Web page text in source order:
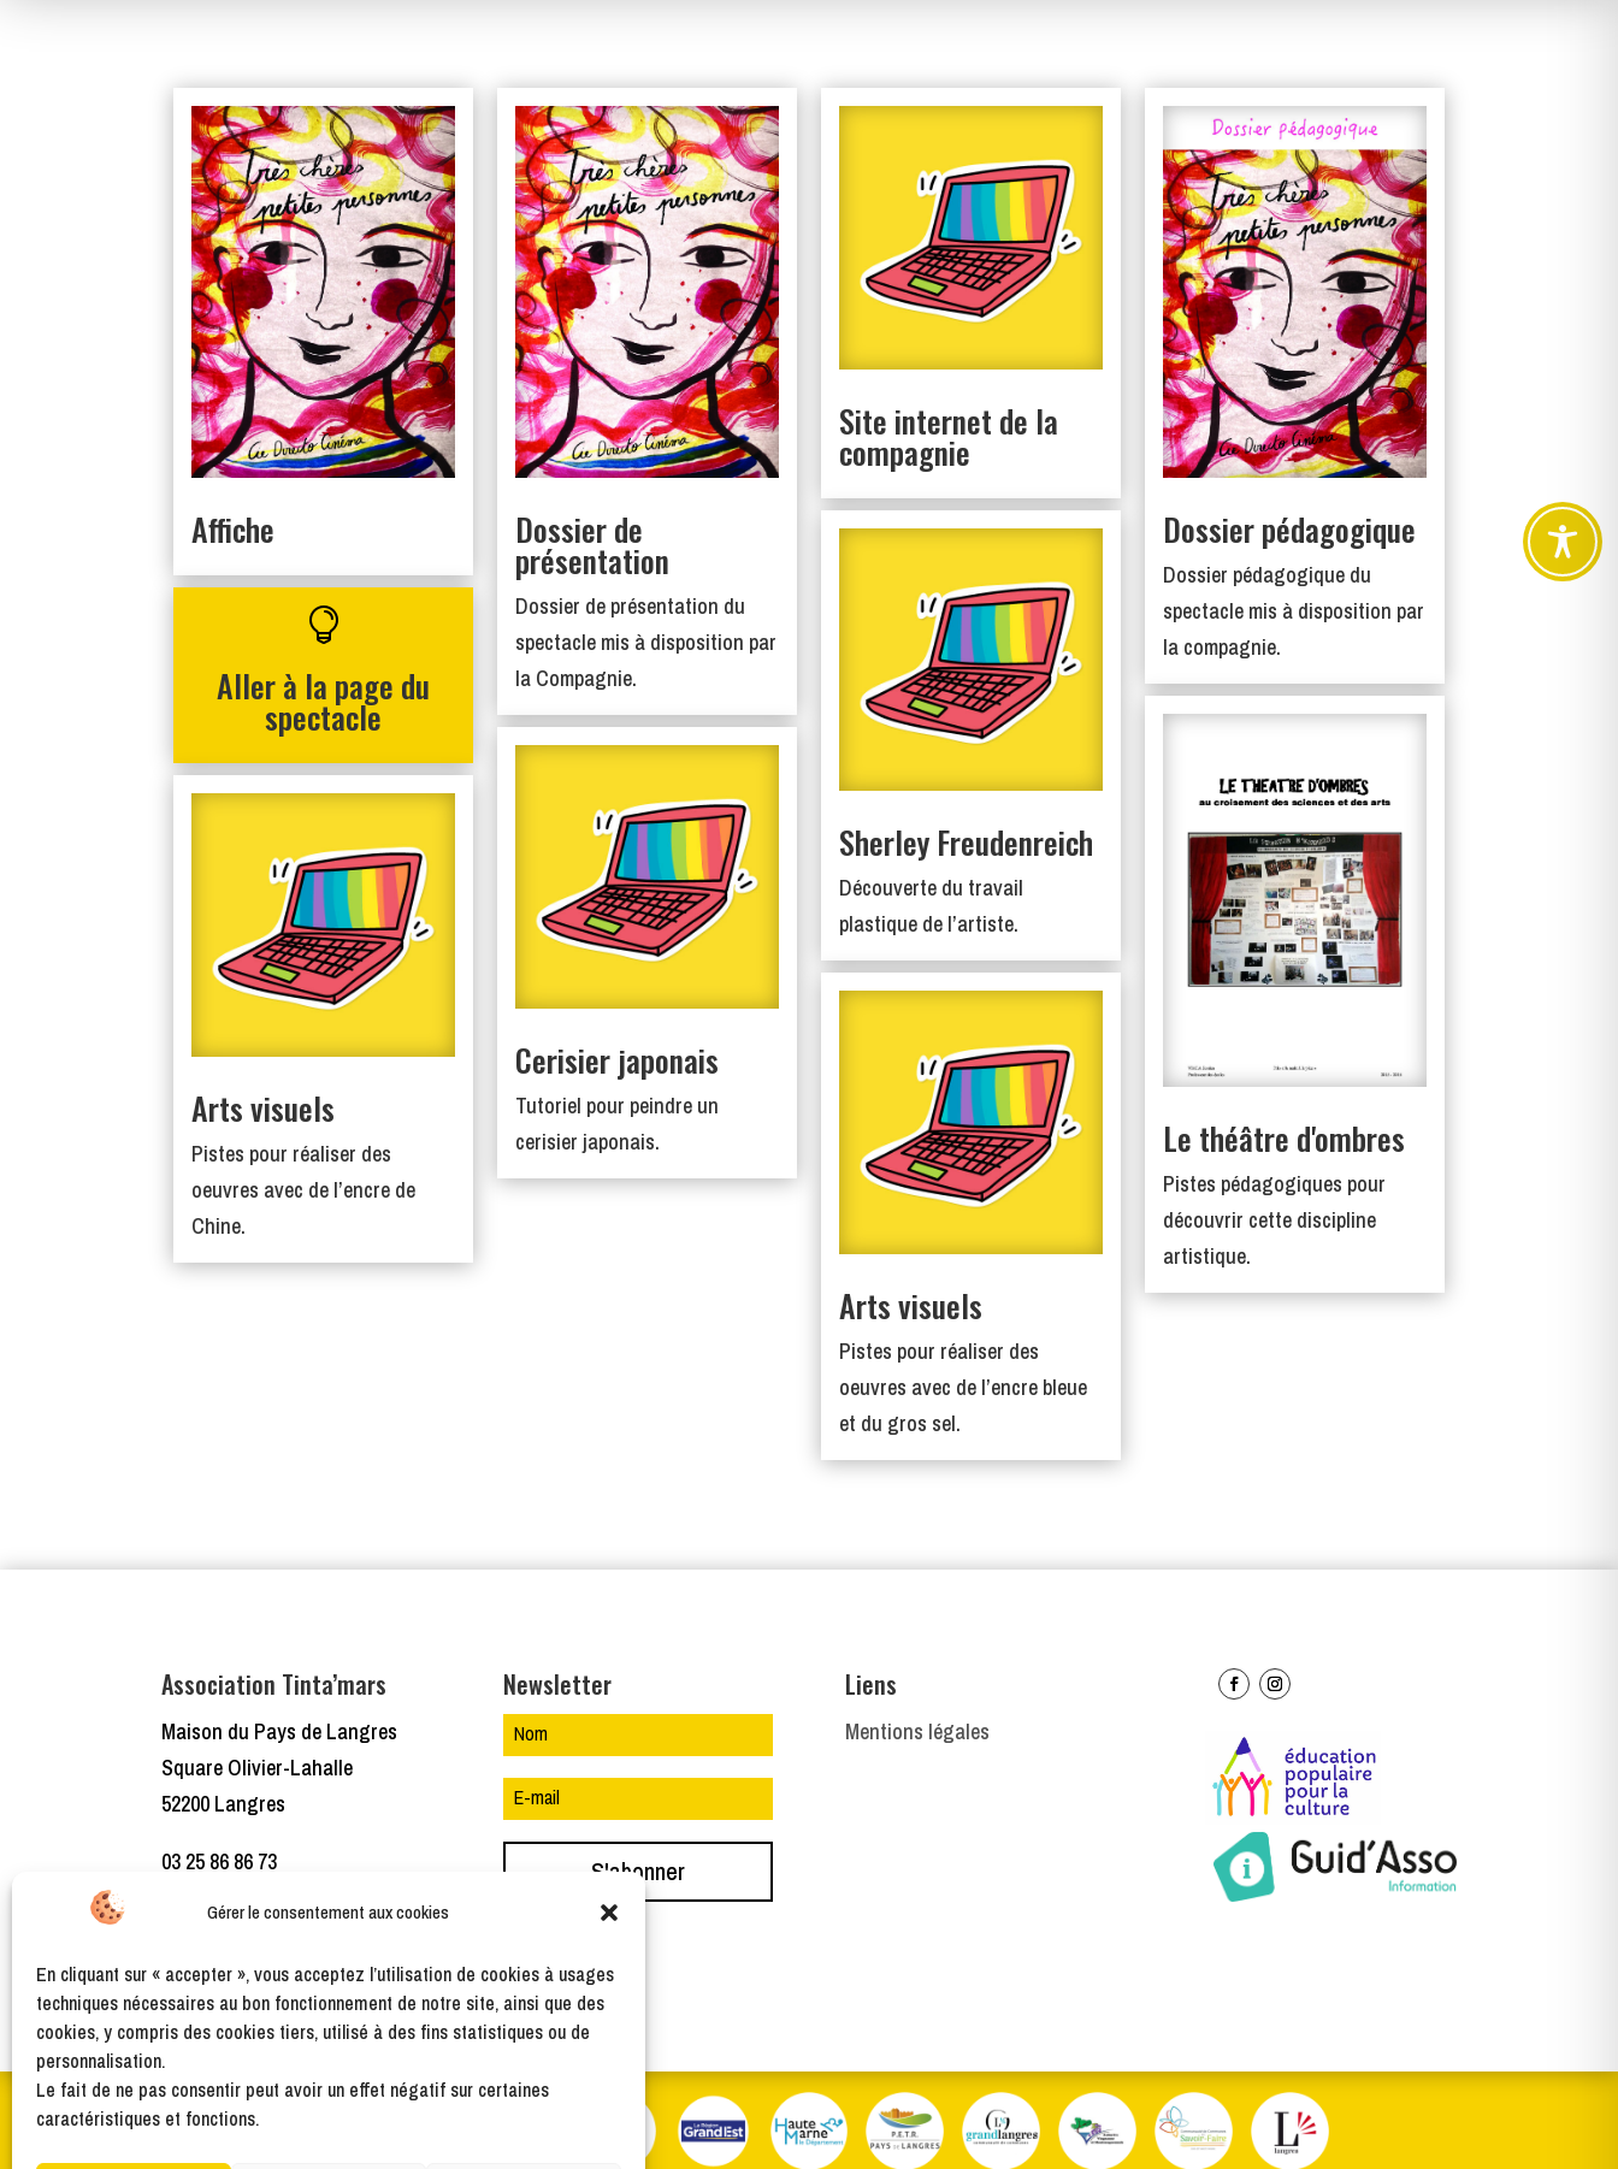
Gérer le consentement aux cookies
En cliquant sur « accepter », vous acceptez l’utilisation de cookies à usages
techniques nécessaires au bon fonctionnement de notre site, ainsi que des
cookies, y compris des cookies tiers, utilisé à des fins statistiques ou de
personnalisation.
Le fait de ne pas consentir peut avoir un effet négatif sur certaines
caractéristiques et fonctions.
Affiche

Aller à la page du
spectacle
Arts visuels
Pistes pour réaliser des
oeuvres avec de l’encre de
Chine.
Dossier de
présentation
Dossier de présentation du
spectacle mis à disposition par
la Compagnie.
Cerisier japonais
Tutoriel pour peindre un
cerisier japonais.
Site internet de la
compagnie
Sherley Freudenreich
Découverte du travail
plastique de l’artiste.
Arts visuels
Pistes pour réaliser des
oeuvres avec de l’encre bleue
et du gros sel.
Dossier pédagogique
Dossier pédagogique du
spectacle mis à disposition par
la compagnie.
Le théâtre d'ombres
Pistes pédagogiques pour
découvrir cette discipline
artistique.
Association Tinta’mars
Maison du Pays de Langres
Square Olivier-Lahalle
52200 Langres
03 25 86 86 73
association.tintamars@gmail.c
Newsletter
S'abonner
Liens
Mentions légales